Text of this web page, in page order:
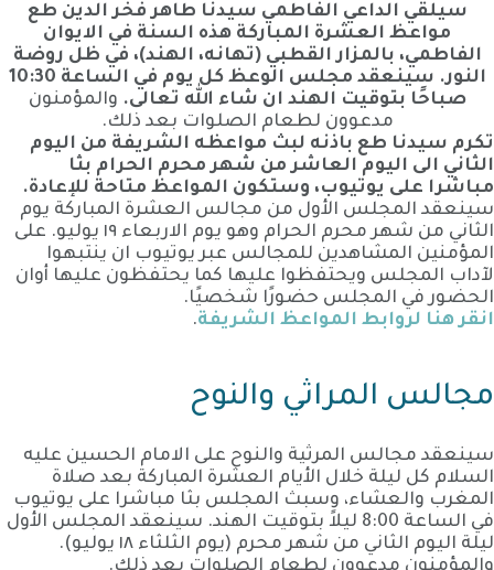
سيلقي الداعي الفاطمي سيدنا طاهر فخر الدين طع
مواعظ العشرة المباركة هذه السنة في الايوان
الفاطمي، بالمزار القطبي (تهانه، الهند)، في ظل روضة
النور. سينعقد مجلس الوعظ كل يوم في الساعة 10:30
صباحًا بتوقيت الهند ان شاء الله تعالى. والمؤمنون
مدعوون لطعام الصلوات بعد ذلك.
تكرم سيدنا طع باذنه لبث مواعظه الشريفة من اليوم
الثاني الى اليوم العاشر من شهر محرم الحرام بثا
مباشرا على يوتيوب، وستكون المواعظ متاحة للإعادة.
سينعقد المجلس الأول من مجالس العشرة المباركة يوم
الثاني من شهر محرم الحرام وهو يوم الاربعاء ١٩ يوليو. على
المؤمنين المشاهدين للمجالس عبر يوتيوب ان ينتبهوا
لآداب المجلس ويحتفظوا عليها كما يحتفظون عليها أوان
الحضور في المجلس حضورًا شخصيًا.
انقر هنا لروابط المواعظ الشريفة.
مجالس المراثي والنوح
سينعقد مجالس المرثية والنوح على الامام الحسين عليه
السلام كل ليلة خلال الأيام العشرة المباركة بعد صلاة
المغرب والعشاء، وسبث المجلس بثا مباشرا على يوتيوب
في الساعة 8:00 ليلاً بتوقيت الهند. سينعقد المجلس الأول
ليلة اليوم الثاني من شهر محرم (يوم الثلثاء ١٨ يوليو).